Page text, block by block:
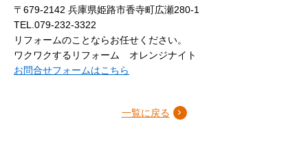
〒679-2142 兵庫県姫路市香寺町広瀬280-1
TEL.079-232-3322
リフォームのことならお任せください。
ワクワクするリフォーム オレンジナイト
お問合せフォームはこちら
一覧に戻る